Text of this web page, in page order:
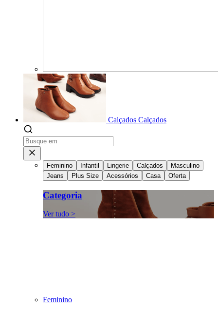
Calçados Calçados
Feminino Infantil Lingerie Calçados
Masculino
Jeans
Plus Size Acessórios Casa Oferta
Categoria
Ver tudo >
Feminino